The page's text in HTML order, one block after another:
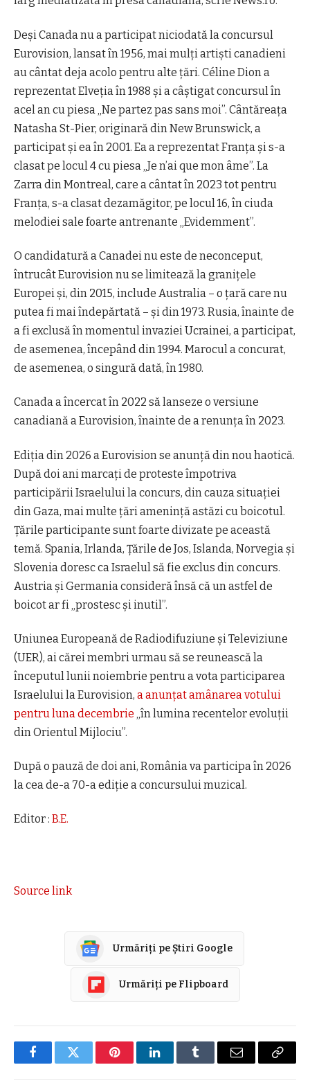
Deşi Canada nu a participat niciodată la concursul
Eurovision, lansat în 1956, mai mulţi artişti canadieni
au cântat deja acolo pentru alte ţări. Céline Dion a
reprezentat Elveţia în 1988 şi a câştigat concursul în
acel an cu piesa „Ne partez pas sans moi”. Cântăreaţa
Natasha St-Pier, originară din New Brunswick, a
participat şi ea în 2001. Ea a reprezentat Franţa şi s-a
clasat pe locul 4 cu piesa „Je n’ai que mon âme”. La
Zarra din Montreal, care a cântat în 2023 tot pentru
Franţa, s-a clasat dezamăgitor, pe locul 16, în ciuda
melodiei sale foarte antrenante „Evidemment”.
O candidatură a Canadei nu este de neconceput,
întrucât Eurovision nu se limitează la graniţele
Europei şi, din 2015, include Australia – o ţară care nu
putea fi mai îndepărtată – şi din 1973. Rusia, înainte de
a fi exclusă în momentul invaziei Ucrainei, a participat,
de asemenea, începând din 1994. Marocul a concurat,
de asemenea, o singură dată, în 1980.
Canada a încercat în 2022 să lanseze o versiune
canadiană a Eurovision, înainte de a renunţa în 2023.
Ediţia din 2026 a Eurovision se anunţă din nou haotică.
După doi ani marcaţi de proteste împotriva
participării Israelului la concurs, din cauza situaţiei
din Gaza, mai multe ţări ameninţă astăzi cu boicotul.
Ţările participante sunt foarte divizate pe această
temă. Spania, Irlanda, Ţările de Jos, Islanda, Norvegia şi
Slovenia doresc ca Israelul să fie exclus din concurs.
Austria şi Germania consideră însă că un astfel de
boicot ar fi „prostesc şi inutil”.
Uniunea Europeană de Radiodifuziune şi Televiziune
(UER), ai cărei membri urmau să se reunească la
începutul lunii noiembrie pentru a vota participarea
Israelului la Eurovision, a anunţat amânarea votului
pentru luna decembrie „în lumina recentelor evoluţii
din Orientul Mijlociu”.
După o pauză de doi ani, România va participa în 2026
la cea de-a 70-a ediție a concursului muzical.
Editor : B.E.
Source link
Urmăriți pe Știri Google
Urmăriți pe Flipboard
FacebookTwitter PinterestLinkedInTumblr E-